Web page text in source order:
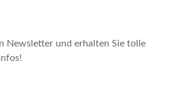
Newsletter und erhalten Sie tolle